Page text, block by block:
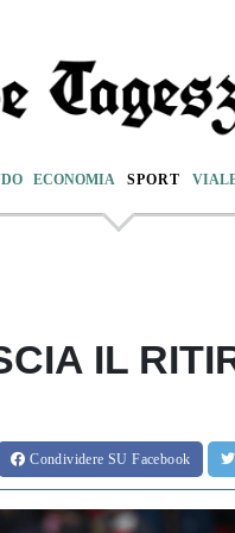
ECONOMIA SPORT
IL
Condividere SU Facebook